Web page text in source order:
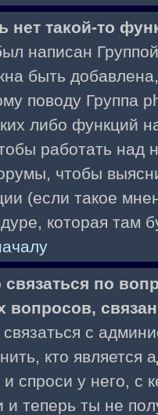
нет такой-то
написан
быть
поводу Группа
либо функций
работать над
чтобы
(если такое
которая там
по
вопросов,
с
кто является
спроси у него, с
и теперь ты не